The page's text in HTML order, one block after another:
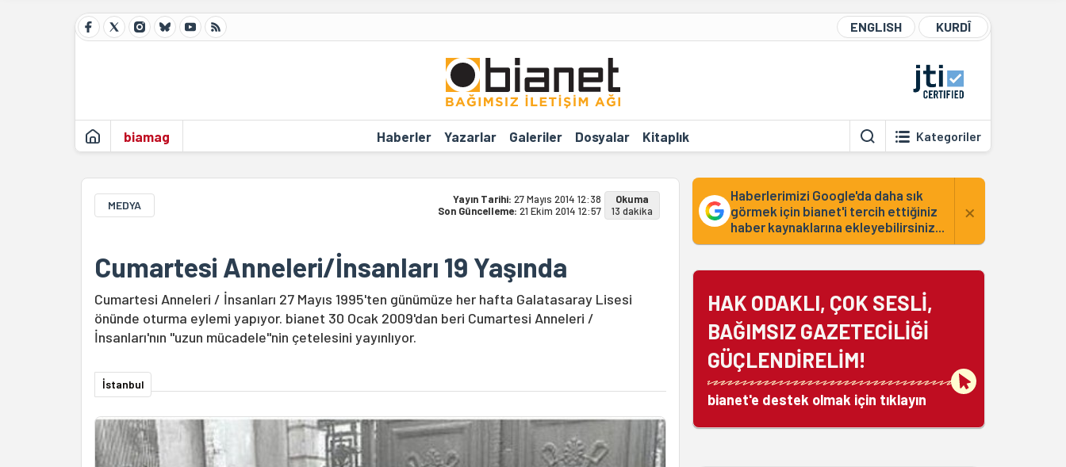
ENGLISH KURDÎ
biamag Haberler Yazarlar Galeriler Dosyalar Kitaplık Kategoriler
MEDYA Yayın Tarihi: 27 Mayıs 2014 12:38
Son Güncelleme: 21 Ekim 2014 12:57
Okuma
13 dakika
Cumartesi Anneleri/İnsanları 19 Yaşında
Cumartesi Anneleri / İnsanları 27 Mayıs 1995'ten günümüze her hafta Galatasaray Lisesi
önünde oturma eylemi yapıyor. bianet 30 Ocak 2009'dan beri Cumartesi Anneleri /
İnsanları'nın "uzun mücadele"nin çetelesini yayınlıyor.
İstanbul
Haberlerimizi Google'da daha sık
görmek için bianet'i tercih ettiğiniz
haber kaynaklarına ekleyebilirsiniz...
×
HAK ODAKLI, ÇOK SESLİ,
BAĞIMSIZ GAZETECİLİĞİ
GÜÇLENDİRELİM!
bianet'e destek olmak için tıklayın